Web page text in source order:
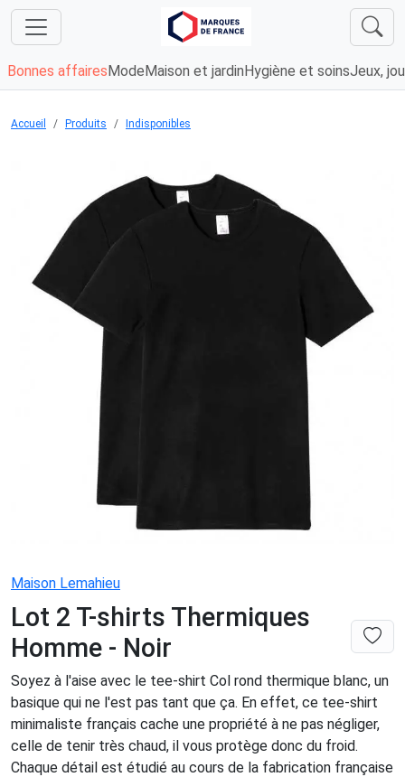
Bonnes affaires Mode Maison et jardin Hygiène et soinsJeux,
Accueil Produits Indisponibles
Maison Lemahieu
Lot 2 T-shirts Thermiques
Homme - Noir
Soyez à l'aise avec le tee-shirt Col rond thermique blanc, un
basique qui ne l'est pas tant que ça. En effet, ce tee-shirt
minimaliste français cache une propriété à ne pas négliger,
celle de tenir très chaud, il vous protège donc du froid.
Chaque détail est étudié au cours de la fabrication française